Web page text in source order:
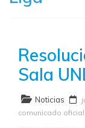
Sala
Noticias
comunicado oficial